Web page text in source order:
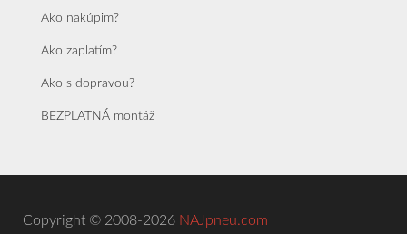
Ako nakúpim?
Ako zaplatím?
Ako s dopravou?
BEZPLATNÁ montáž
Copyright © 2008-2026 NAJpneu.com